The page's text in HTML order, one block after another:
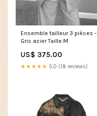
Ensemble tailleur 3 pièces -
Gris acier Taille:M
US$ 375.00
★★★★★ 5.0 (18 reviews)